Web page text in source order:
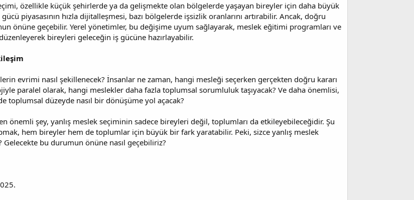
özellikle küçük şehirlerde ya da gelişmekte olan bölgelerde yaşayan bireyler için daha büyük
piyasasının hızla dijitalleşmesi, bazı bölgelerde işsizlik oranlarını artırabilir. Ancak, doğru
önüne geçebilir. Yerel yönetimler, bu değişime uyum sağlayarak, meslek eğitimi programları ve
bireyleri geleceğin iş gücüne hazırlayabilir.
evrimi nasıl şekillenecek? İnsanlar ne zaman, hangi mesleği seçerken gerçekten doğru kararı
paralel olarak, hangi meslekler daha fazla toplumsal sorumluluk taşıyacak? Ve daha önemlisi,
toplumsal düzeyde nasıl bir dönüşüme yol açacak?
önemli şey, yanlış meslek seçiminin sadece bireyleri değil, toplumları da etkileyebileceğidir. Şu
hem bireyler hem de toplumlar için büyük bir fark yaratabilir. Peki, sizce yanlış meslek
bu durumun önüne nasıl geçebiliriz?